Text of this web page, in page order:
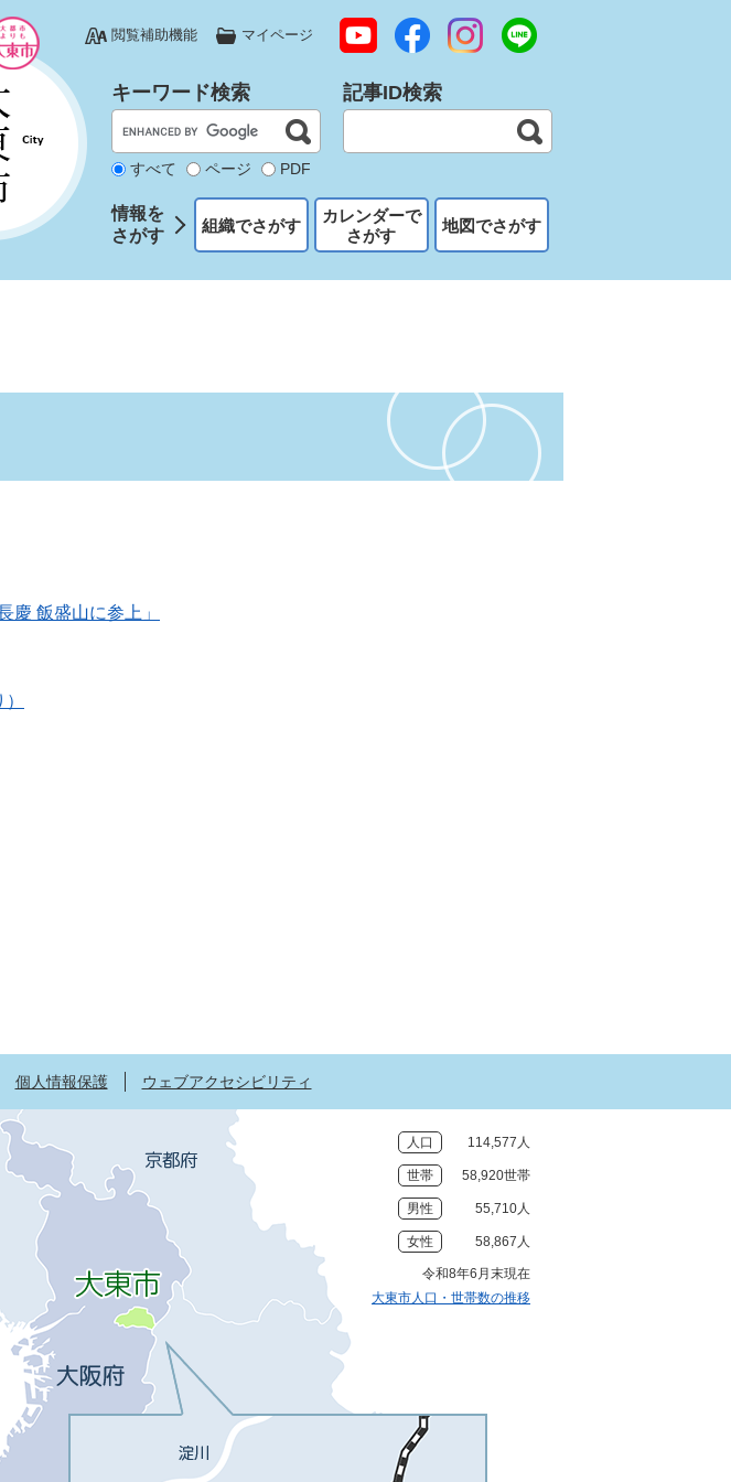
閲覧補助機能 マイページ
キーワード検索
すべて ページ PDF
記事ID検索
情報を
さがす
組織でさがす
カレンダーで
さがす
地図でさがす
慶 飯盛山に参上」
個人情報保護 ウェブアクセシビリティ
人口 114,577人
世帯 58,920世帯
男性 55,710人
女性 58,867人
令和8年6月末現在
大東市人口・世帯数の推移